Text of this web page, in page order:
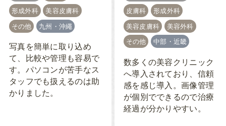
形成外科 美容皮膚科
その他 九州・沖繩
写真を簡単に取り込め
て、比較や管理も容易で
す。パソコンが苦手なス
タッフでも扱えるのは助
かりました。
皮膚科 形成外科
美容皮膚科 美容外科
その他 中部・近畿
数多くの美容クリニック
へ導入されており、信頼
感を感じ導入。画像管理
が個別でできるので治療
経過が分かりやすい。